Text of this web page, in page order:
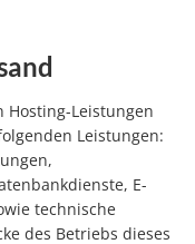
Hosting-Leistungen
Leistungen:
E-
technische
des Betriebs dieses